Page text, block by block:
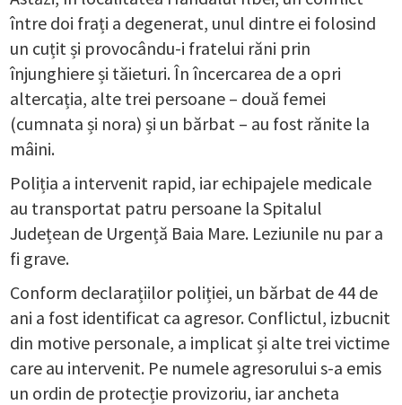
între doi frați a degenerat, unul dintre ei folosind
un cuțit și provocându-i fratelui răni prin
înjunghiere și tăieturi. În încercarea de a opri
altercația, alte trei persoane – două femei
(cumnata și nora) și un bărbat – au fost rănite la
mâini.
Poliția a intervenit rapid, iar echipajele medicale
au transportat patru persoane la Spitalul
Județean de Urgență Baia Mare. Leziunile nu par a
fi grave.
Conform declarațiilor poliției, un bărbat de 44 de
ani a fost identificat ca agresor. Conflictul, izbucnit
din motive personale, a implicat și alte trei victime
care au intervenit. Pe numele agresorului s-a emis
un ordin de protecție provizoriu, iar ancheta